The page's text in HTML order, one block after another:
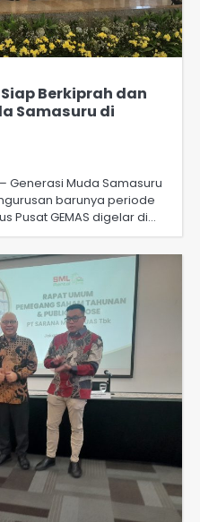
Berkiprah dan
Samasuru di
– Generasi Muda Samasuru
barunya periode
Pusat GEMAS digelar di…